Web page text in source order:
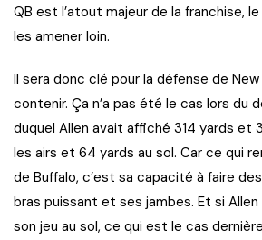
QB est l’atout majeur de la franchise,
les amener loin.
Il sera donc clé pour la défense de New
contenir. Ça n’a pas été le cas lors du
duquel Allen avait affiché 314 yards et
les airs et 64 yards au sol. Car ce qui
de Buffalo, c’est sa capacité à faire
bras puissant et ses jambes. Et si
son jeu au sol, ce qui est le cas